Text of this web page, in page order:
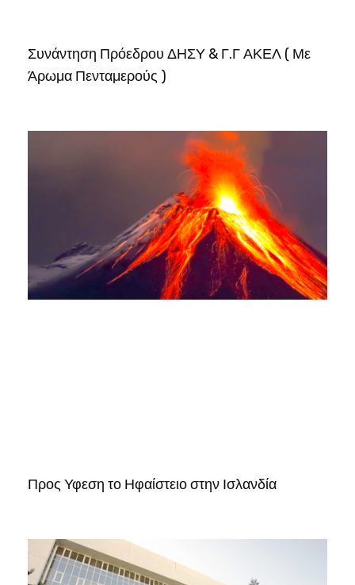
Συνάντηση Πρόεδρου ΔΗΣΥ & Γ.Γ ΑΚΕΛ ( Με
Άρωμα Πενταμερούς )
Προς Υφεση το Ηφαίστειο στην Ισλανδία